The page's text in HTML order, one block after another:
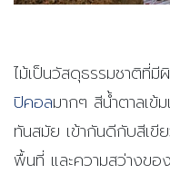
ไม้เป็นวัสดุธรรมชาติที่
ปิคอลมากๆ สีน้ำตาลเข้
ทันสมัย เข้ากันดีกับสีเขี
พื้นที่ และความสว่างขอ